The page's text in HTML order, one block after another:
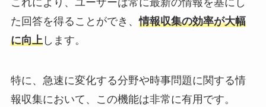
た回答を得ることができ、情報収集の効率が大幅
に向上します。
特に、急速に変化する分野や時事問題に関する情
報収集において、この機能は非常に有用です。